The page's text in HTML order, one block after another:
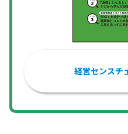
経営センス